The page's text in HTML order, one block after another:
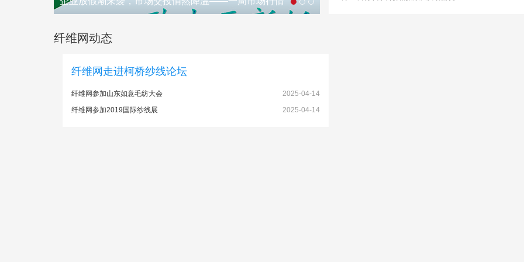
纤维网动态
纤维网走进柯桥纱线论坛
2025-04-14
纤维网参加山东如意毛纺大会
2025-04-14
纤维网参加2019国际纱线展